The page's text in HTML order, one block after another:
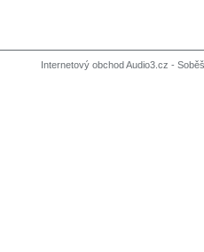
Internetový obchod Audio3.cz -